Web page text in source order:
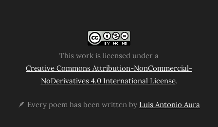
This work is licensed under a
Creative Commons Attribution-NonCommercial-
NoDerivatives 4.0 International License.
🪶 Every poem has been written by Luis Antonio Aura